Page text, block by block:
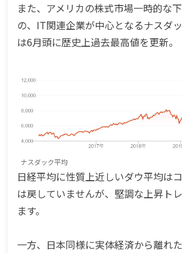
また、アメリカの株式市場一時的な
の、IT関連企業が中心となるナスダ
は6月頭に歴史上過去最高値を更新。
ナスダック平均
日経平均に性質上近しいダウ平均は
は戻していませんが、堅調な上昇ト
ます。
一方、日本同様に実体経済から離れ